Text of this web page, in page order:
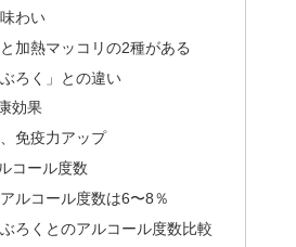
わい
加熱マッコリの2種がある
ろく」との違い
効果
免疫力アップ
コール度数
ルコール度数は6〜8％
ろくとのアルコール度数比較